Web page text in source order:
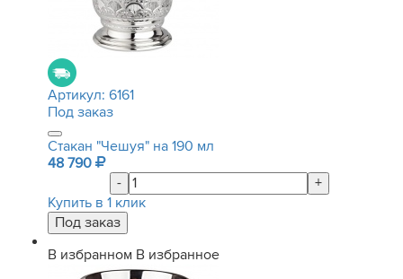
Артикул: 6161
Под заказ
Стакан "Чешуя" на 190 мл
48 790
-
+
Купить в 1 клик
В избранном В избранное